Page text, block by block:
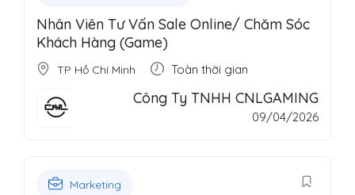
Nhân Viên Tư Vấn Sale Online/ Chăm Sóc
Khách Hàng (Game)
TP Hồ Chí Minh Toàn thời gian
Công Ty TNHH CNLGAMING
09/04/2026
Marketing